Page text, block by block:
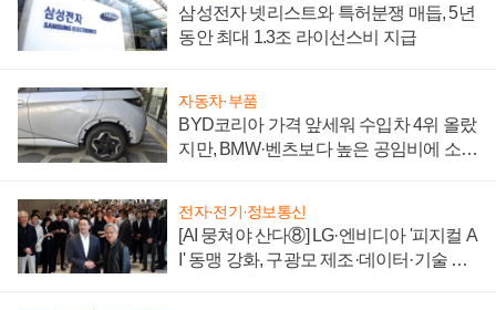
삼성전자 넷리스트와 특허분쟁 매듭, 5년
동안 최대 1.3조 라이선스비 지급
자동차·부품
BYD코리아 가격 앞세워 수입차 4위 올랐
지만, BMW·벤츠보다 높은 공임비에 소비
전자·전기·정보통신
[AI 뭉쳐야 산다⑧] LG·엔비디아 '피지컬 A
I' 동맹 강화, 구광모 제조·데이터·기술 결